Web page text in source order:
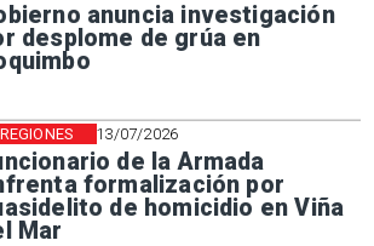
anuncia investigación
desplome de grúa en
13/07/2026
de la Armada
formalización por
de homicidio en Viña
Mar
REGIONES